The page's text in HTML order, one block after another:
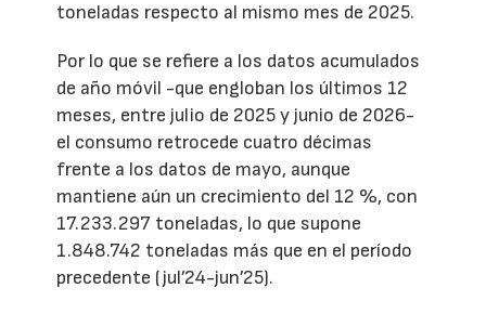
toneladas respecto al mismo mes de 2025.
Por lo que se refiere a los datos acumulados
de año móvil -que engloban los últimos 12
meses, entre julio de 2025 y junio de 2026-
el consumo retrocede cuatro décimas
frente a los datos de mayo, aunque
mantiene aún un crecimiento del 12 %, con
17.233.297 toneladas, lo que supone
1.848.742 toneladas más que en el período
precedente (jul’24-jun’25).